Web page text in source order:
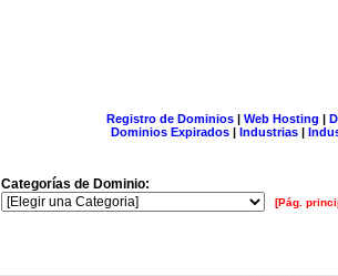
Registro de Dominios| Web Hosting |
Dominios Expirados | Industrias |
Categorías de Dominio:
[Pág.